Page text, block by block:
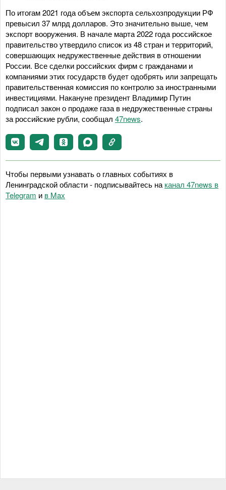
По итогам 2021 года объем экспорта сельхозпродукции РФ
превысил 37 млрд долларов. Это значительно выше, чем
экспорт вооружения. В начале марта 2022 года российское
правительство утвердило список из 48 стран и территорий,
совершающих недружественные действия в отношении
России. Все сделки российских фирм с гражданами и
компаниями этих государств будет одобрять или запрещать
правительственная комиссия по контролю за иностранными
инвестициями. Накануне президент Владимир Путин
подписал закон о продаже газа в недружественные страны
за российские рубли, сообщал 47news.
Чтобы первыми узнавать о главных событиях в
Ленинградской области - подписывайтесь на канал 47news в
Telegram и в Maх